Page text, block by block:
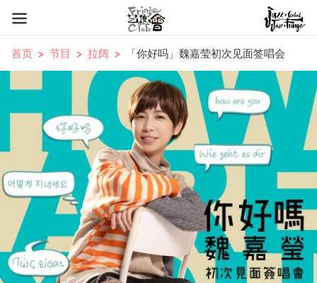
首页 节目 拉阔 「你好吗」魏嘉莹初次见面签唱会